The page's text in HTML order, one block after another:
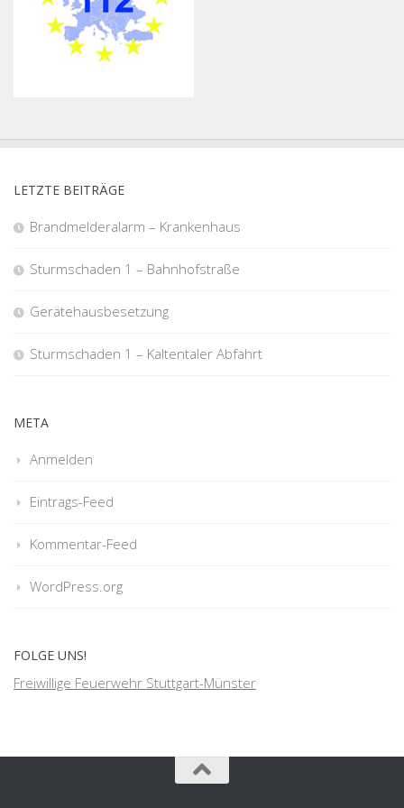
LETZTE BEITRÄGE
Brandmelderalarm – Krankenhaus
Sturmschaden 1 – Bahnhofstraße
Gerätehausbesetzung
Sturmschaden 1 – Kaltentaler Abfahrt
META
Anmelden
Eintrags-Feed
Kommentar-Feed
WordPress.org
FOLGE UNS!
Freiwillige Feuerwehr Stuttgart-Münster